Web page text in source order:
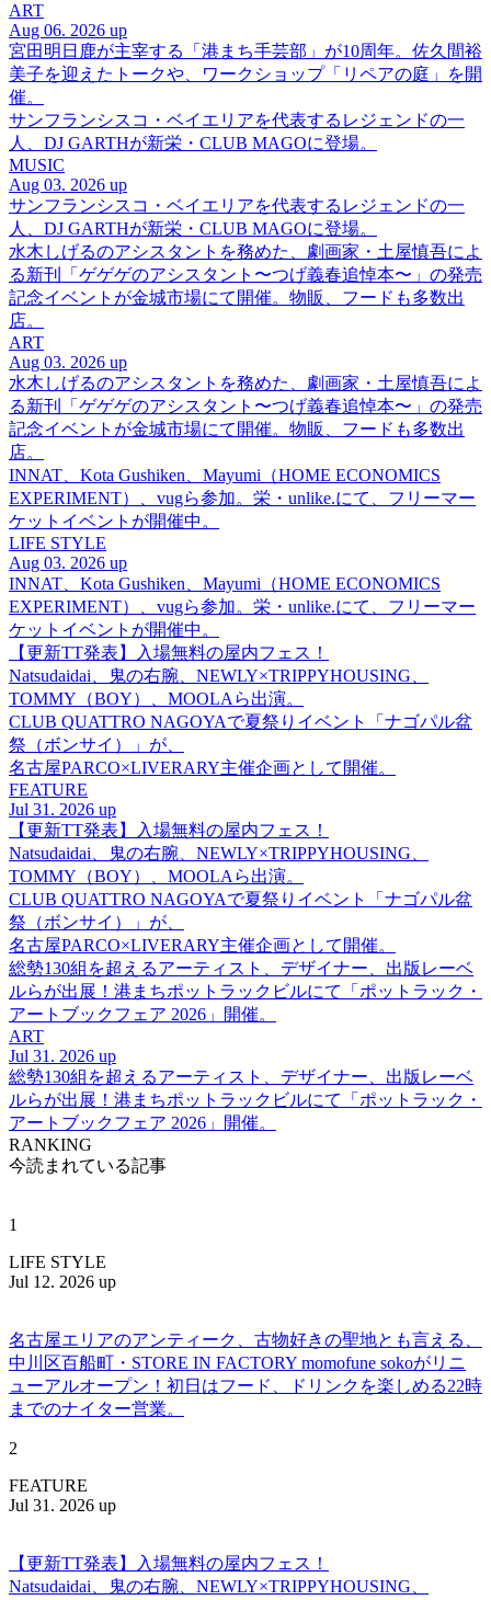
ART
Aug 06. 2026 up
宮田明日鹿が主宰する「港まち手芸部」が10周年。佐久間裕
美子を迎えたトークや、ワークショップ「リペアの庭」を開
催。
サンフランシスコ・ベイエリアを代表するレジェンドの一
人、DJ GARTHが新栄・CLUB MAGOに登場。
MUSIC
Aug 03. 2026 up
サンフランシスコ・ベイエリアを代表するレジェンドの一
人、DJ GARTHが新栄・CLUB MAGOに登場。
水木しげるのアシスタントを務めた、劇画家・土屋慎吾によ
る新刊「ゲゲゲのアシスタント〜つげ義春追悼本〜」の発売
記念イベントが金城市場にて開催。物販、フードも多数出
店。
ART
Aug 03. 2026 up
水木しげるのアシスタントを務めた、劇画家・土屋慎吾によ
る新刊「ゲゲゲのアシスタント〜つげ義春追悼本〜」の発売
記念イベントが金城市場にて開催。物販、フードも多数出
店。
INNAT、Kota Gushiken、Mayumi（HOME ECONOMICS
EXPERIMENT）、vugら参加。栄・unlike.にて、フリーマー
ケットイベントが開催中。
LIFE STYLE
Aug 03. 2026 up
INNAT、Kota Gushiken、Mayumi（HOME ECONOMICS
EXPERIMENT）、vugら参加。栄・unlike.にて、フリーマー
ケットイベントが開催中。
【更新TT発表】入場無料の屋内フェス！
Natsudaidai、鬼の右腕、NEWLY×TRIPPYHOUSING、
TOMMY（BOY）、MOOLAら出演。
CLUB QUATTRO NAGOYAで夏祭りイベント「ナゴパル盆
祭（ボンサイ）」が、
名古屋PARCO×LIVERARY主催企画として開催。
FEATURE
Jul 31. 2026 up
【更新TT発表】入場無料の屋内フェス！
Natsudaidai、鬼の右腕、NEWLY×TRIPPYHOUSING、
TOMMY（BOY）、MOOLAら出演。
CLUB QUATTRO NAGOYAで夏祭りイベント「ナゴパル盆
祭（ボンサイ）」が、
名古屋PARCO×LIVERARY主催企画として開催。
総勢130組を超えるアーティスト、デザイナー、出版レーベ
ルらが出展！港まちポットラックビルにて「ポットラック・
アートブックフェア 2026」開催。
ART
Jul 31. 2026 up
総勢130組を超えるアーティスト、デザイナー、出版レーベ
ルらが出展！港まちポットラックビルにて「ポットラック・
アートブックフェア 2026」開催。
RANKING
今読まれている記事
1
LIFE STYLE
Jul 12. 2026 up
名古屋エリアのアンティーク、古物好きの聖地とも言える、
中川区百船町・STORE IN FACTORY momofune sokoがリニ
ューアルオープン！初日はフード、ドリンクを楽しめる22時
までのナイター営業。
2
FEATURE
Jul 31. 2026 up
【更新TT発表】入場無料の屋内フェス！
Natsudaidai、鬼の右腕、NEWLY×TRIPPYHOUSING、